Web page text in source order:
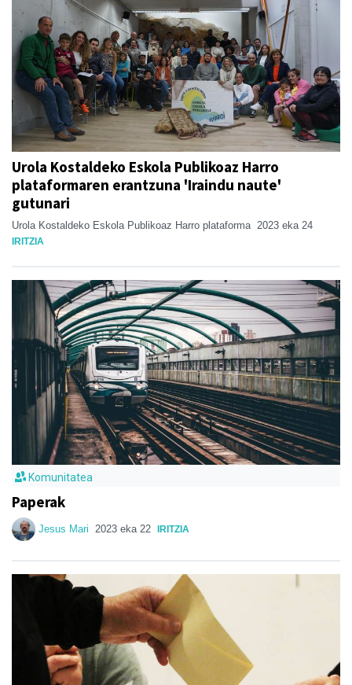
Urola Kostaldeko Eskola Publikoaz Harro
plataformaren erantzuna 'Iraindu naute'
gutunari
Urola Kostaldeko Eskola Publikoaz Harro plataforma 2023 eka 24
IRITZIA
Komunitatea
Paperak
Jesus Mari 2023 eka 22 IRITZIA